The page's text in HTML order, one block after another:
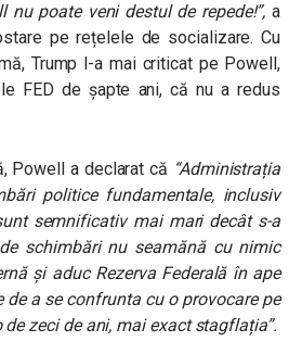
nu poate veni destul de repede!”,a
pe rețelele de socializare. Cu
Trump l-a mai criticat pe Powell,
FED de șapte ani, că nu a redus
Powell a declarat că “Administrația
politice fundamentale, inclusiv
semnificativ mai mari decât s-a
schimbări nu seamănă cu nimic
și aduc Rezerva Federală în ape
de a se confrunta cu o provocare pe
zeci de ani, mai exact stagflația”.